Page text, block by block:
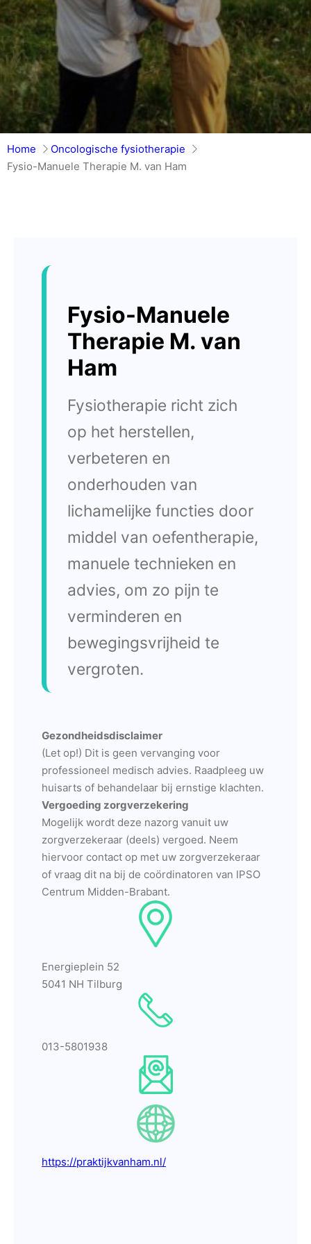
Home
Oncologische fysiotherapie
Fysio-Manuele Therapie M. van Ham
Fysio-Manuele
Therapie M. van
Ham
Fysiotherapie richt zich
op het herstellen,
verbeteren en
onderhouden van
lichamelijke functies door
middel van oefentherapie,
manuele technieken en
advies, om zo pijn te
verminderen en
bewegingsvrijheid te
vergroten.
Gezondheidsdisclaimer
(Let op!) Dit is geen vervanging voor
professioneel medisch advies. Raadpleeg uw
huisarts of behandelaar bij ernstige klachten.
Vergoeding zorgverzekering
Mogelijk wordt deze nazorg vanuit uw
zorgverzekeraar (deels) vergoed. Neem
hiervoor contact op met uw zorgverzekeraar
of vraag dit na bij de coördinatoren van IPSO
Centrum Midden-Brabant.
Energieplein 52
5041 NH Tilburg
013-5801938
https://praktijkvanham.nl/